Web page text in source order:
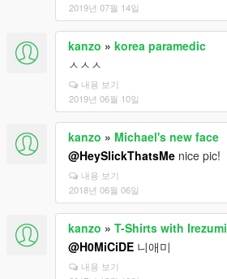
2019년 07월 14일
kanzo » korea paramedic
ㅅㅅㅅ
내용 보기
2019년 06월 10일
kanzo » Michael's new face
@HeySlickThatsMe nice pic!
내용 보기
2018년 06월 06일
kanzo » T-Shirts with Irezumi
@H0MiCiDE 니애미
내용 보기